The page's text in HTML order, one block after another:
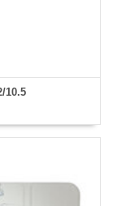
10.5